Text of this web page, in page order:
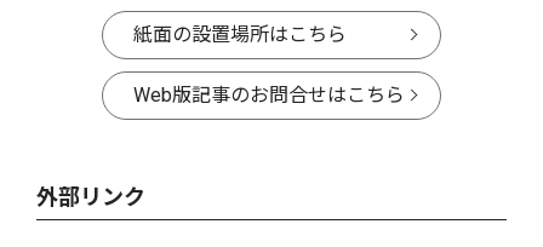
紙面の設置場所はこちら
Web版記事のお問合せはこちら
外部リンク